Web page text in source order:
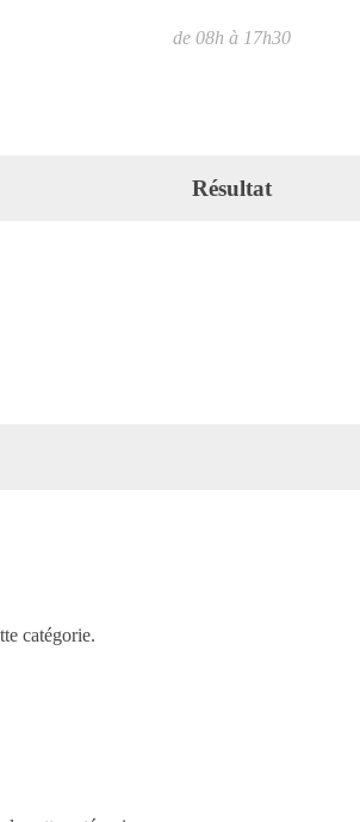
de 08h à 17h30
Résultat
catégorie.